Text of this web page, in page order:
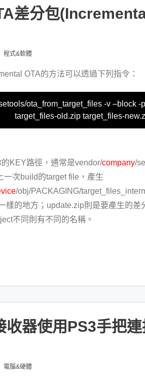
差分包
程式&軟體
OTA的方法可以透過下列指令：
ota_from_target_files -v –block
target_files-old.zip target_files-
KEY路徑，通常是vendor/company/
一次build的target file，產生
/obj/PACKAGING/
樣的地方；update.zip則是要產生的差
不同則有不同的名稱。
收器使用PS3手把
電腦&硬體